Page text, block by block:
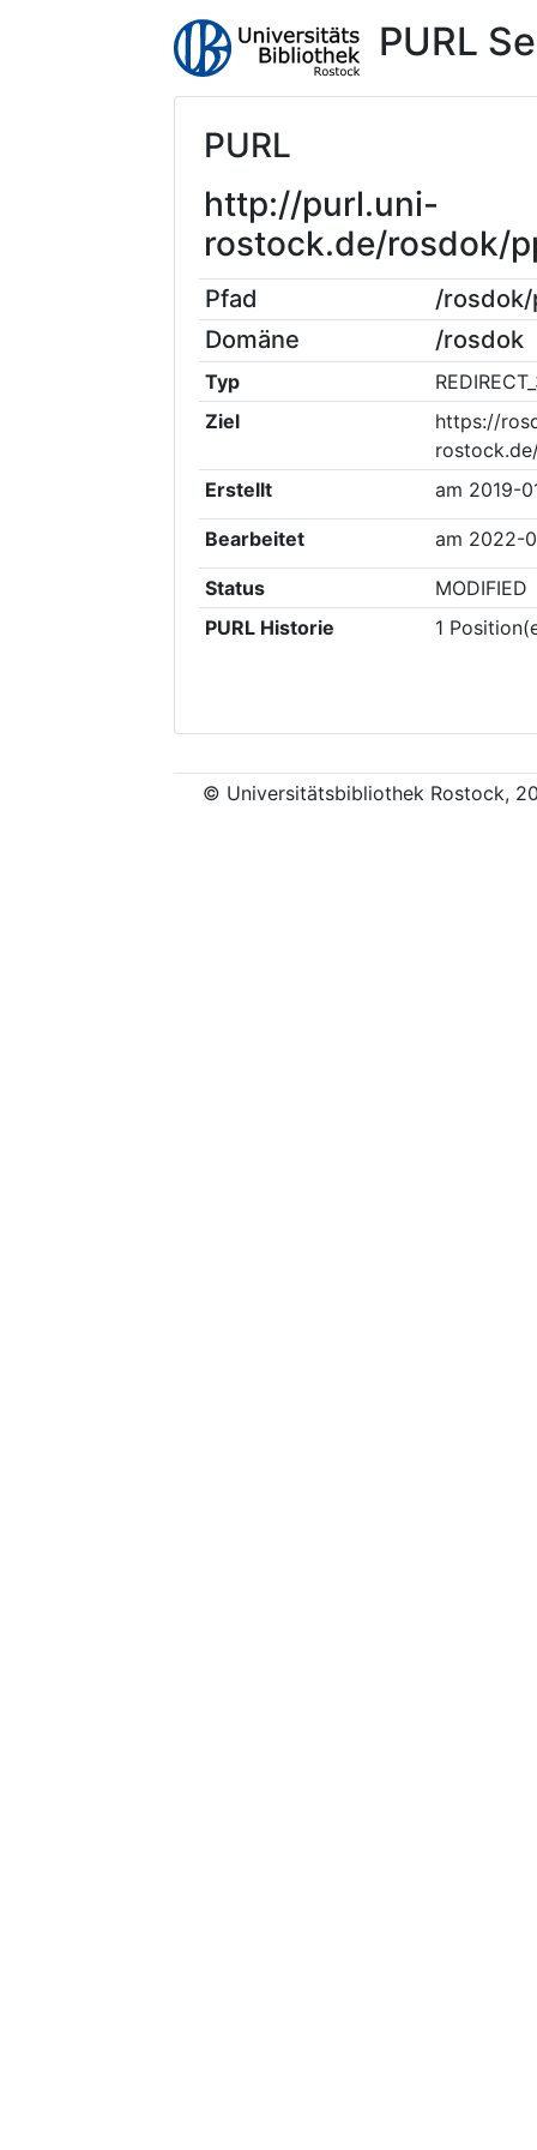
PURL
PURL
http://purl.uni-
rostock.de/rosdok/
Pfad
/
Domäne
/rosdok
Typ
Ziel
https://
Erstellt
am 2019-
Bearbeitet am 2022-
Status
MODIFIED
PURL Historie
1
© Universitätsbibliothek Rostock,